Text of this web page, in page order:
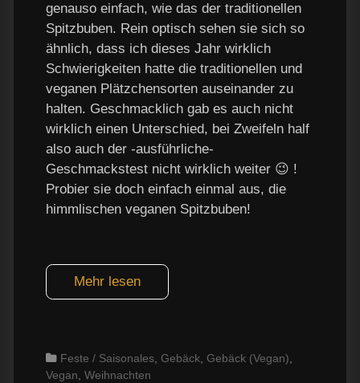
genauso einfach, wie das der traditionellen
Spitzbuben. Rein optisch sehen sie sich so
ähnlich, dass ich dieses Jahr wirklich
Schwierigkeiten hatte die traditionellen und
veganen Plätzchensorten auseinander zu
halten. Geschmacklich gab es auch nicht
wirklich einen Unterschied, bei Zweifeln half
also auch der -ausführliche-
Geschmackstest nicht wirklich weiter 😉 !
Probier sie doch einfach einmal aus, die
himmlischen veganen Spitzbuben!
Mehr lesen
Categories
Feste / Saisonales Gebäck Gebäck (Vegan)
Vegan Weihnachten